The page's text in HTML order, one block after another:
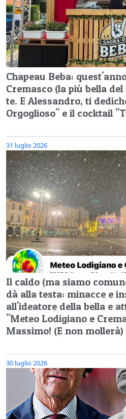
Chapeau Beba:
Cremasco (la più bella
te. E Alessandro, ti
Orgoglioso" e il cocktail
31 luglio 2026
Il caldo (ma siamo
dà alla testa: minacce e
all'ideatore della bella e
"Meteo Lodigiano e
Massimo! (E non mollerà)
30 luglio 2026